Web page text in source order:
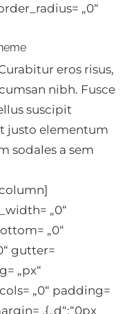
„0“
eros risus,
nibh. Fusce
suscipit
justo elementum
sodales a sem
„0“
„0“
gutter=
„px“
„0“ padding=
‚{„d“:“0px